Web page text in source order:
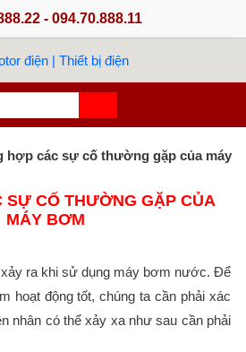
- 094.70.888.11
hợp các sự cố thường gặp của máy
SỰ CỐ THƯỜNG GẶP CỦA
MÁY BƠM
xảy ra khi sử dụng máy bơm nước. Để
hoạt động tốt, chúng ta cần phải xác
nhân có thể xảy xa như sau cần phải